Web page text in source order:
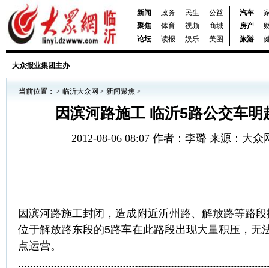
新闻 政务 民生
公益
聚焦
体育 视频
商城
论坛
读报 娱乐 美图
汽车
房产
旅游
大众报业集团主办
当前位置： > 临沂大众网 > 新闻聚焦 >
因滨河路施工 临沂5路公交车明
2012-08-06 08:07 作者：李璐 来源：大众
因滨河路施工封闭，造成附近沂州路、解放路等路
位于解放路东段的5路车在此路段出现大量积压，无
点运营。